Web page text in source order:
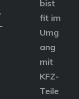
bist
fit im
Umg
ang
mit
KFZ-
Teile